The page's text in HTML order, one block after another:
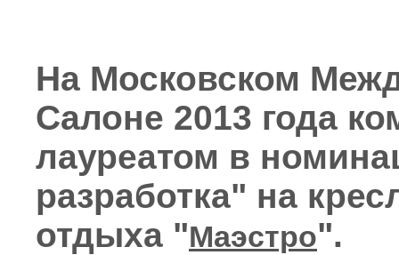
На Московском
Салоне 2013 года
лауреатом в
разработка" на
отдыха "Маэстро".